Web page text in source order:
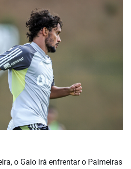
o Galo irá enfrentar o Palmeiras